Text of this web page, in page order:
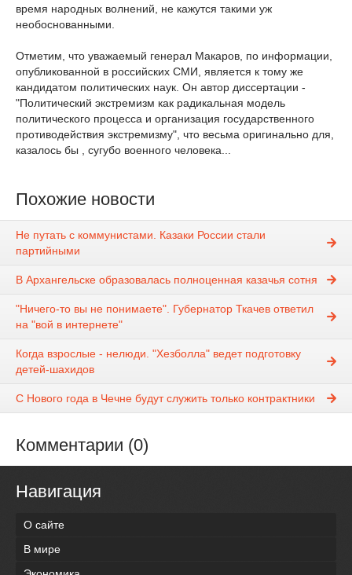
время народных волнений, не кажутся такими уж
необоснованными.
Отметим, что уважаемый генерал Макаров, по информации,
опубликованной в российских СМИ, является к тому же
кандидатом политических наук. Он автор диссертации -
"Политический экстремизм как радикальная модель
политического процесса и организация государственного
противодействия экстремизму", что весьма оригинально для,
казалось бы , сугубо военного человека...
Похожие новости
Не путать с коммунистами. Казаки России стали
партийными
В Архангельске образовалась полноценная казачья сотня
"Ничего-то вы не понимаете". Губернатор Ткачев ответил
на "вой в интернете"
Когда взрослые - нелюди. "Хезболла" ведет подготовку
детей-шахидов
С Нового года в Чечне будут служить только контрактники
Комментарии (0)
Навигация
О сайте
В мире